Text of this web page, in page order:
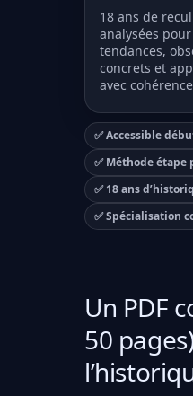
18 ans de
analysées
tendances,
concrets et
avec
✅ Accessible
✅ Méthode étape
✅ 18 ans
✅ Spécialisation
Un PDF
50